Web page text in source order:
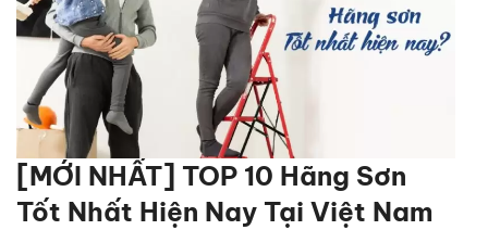
[MỚI NHẤT] TOP 10 Hãng Sơn
Tốt Nhất Hiện Nay Tại Việt Nam